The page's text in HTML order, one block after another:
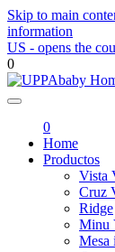
Skip to main
information
US - opens the
0
0
Home
Productos
Vista
Cruz
Ridge
Minu
Mesa